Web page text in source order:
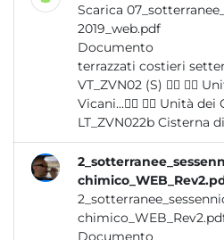
Scarica
2019_web.pdf
Documento
terrazzati costieri settentrionali DQ P78 (S) –
Vicani...  Unità dei Colli Albani
LT_ZVN022b Cisterna
Documento